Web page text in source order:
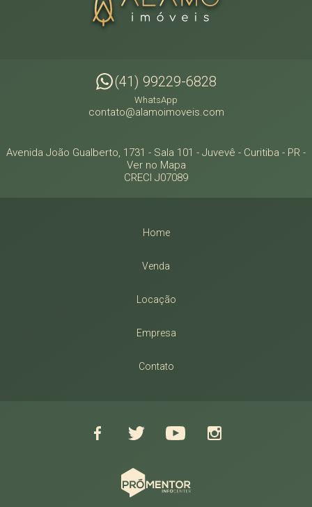
(41) 99229-6828
WhatsApp
contato@alamoimoveis.com
Avenida João Gualberto, 1731 - Sala 101 - Juvevê - Curitiba - PR -
Ver no Mapa
CRECI J07089
Home
Venda
Locação
Empresa
Contato